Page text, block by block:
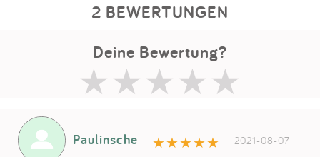
2 BEWERTUNGEN
Deine Bewertung?
Paulinsche 2021-08-07